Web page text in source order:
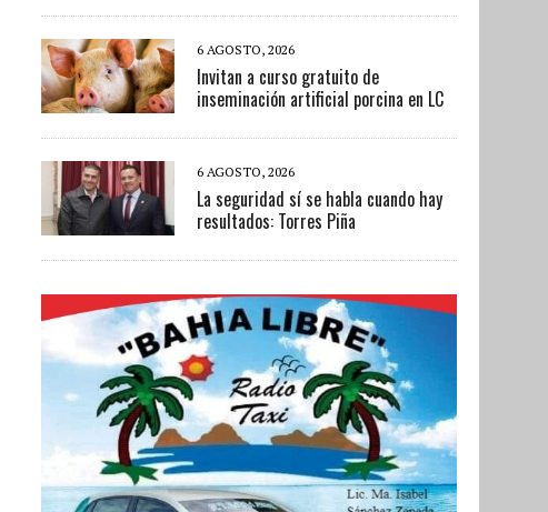
6 AGOSTO, 2026
Invitan a curso gratuito de
inseminación artificial porcina en LC
6 AGOSTO, 2026
La seguridad sí se habla cuando hay
resultados: Torres Piña